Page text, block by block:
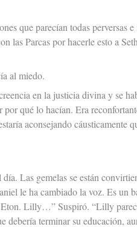
que parecían todas perversas
las Parcas por hacerle esto a
al miedo.
en la justicia divina y se
qué lo hacían. Era
aconsejando cáusticamente
Las gemelas se están
le ha cambiado la voz. Es un
Eton. Lilly…” Suspiró. “Lilly
terminar su educación,